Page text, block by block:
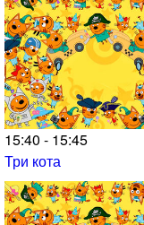
15:40 - 15:45
Три кота